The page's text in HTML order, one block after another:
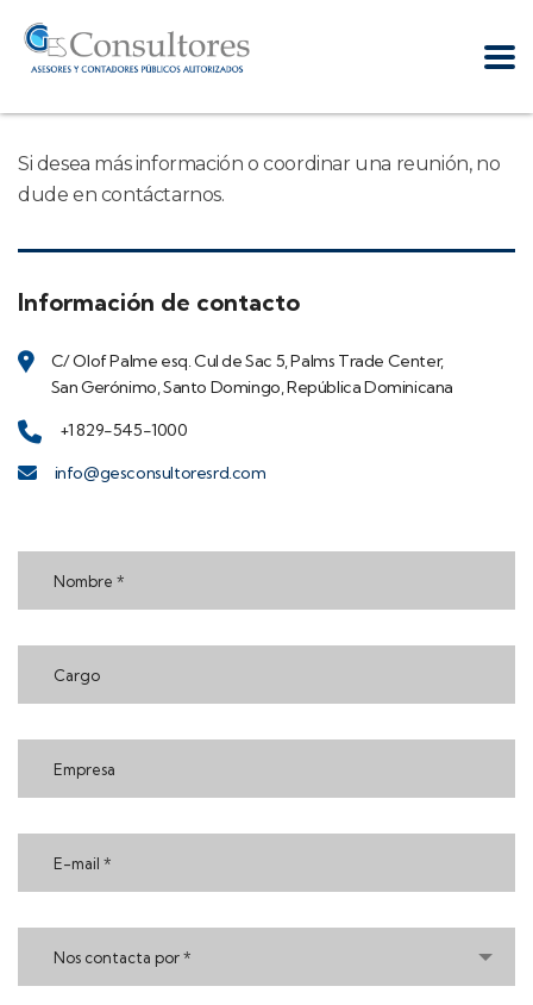
Si desea más información o coordinar una reunión, no
dude en contáctarnos.
Información de contacto
C/ Olof Palme esq. Cul de Sac 5, Palms Trade Center,
San Gerónimo, Santo Domingo, República Dominicana
+1 829-545-1000
info@gesconsultoresrd.com
Nos contacta por *